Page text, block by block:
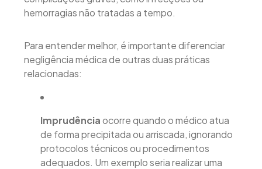
hemorragias não tratadas a tempo.
Para entender melhor, é importante diferenciar
negligência médica de outras duas práticas
relacionadas:
Imprudênciaocorre quando o médico atua
de forma precipitada ou arriscada, ignorando
protocolos técnicos ou procedimentos
adequados. Um exemplo seria realizar uma